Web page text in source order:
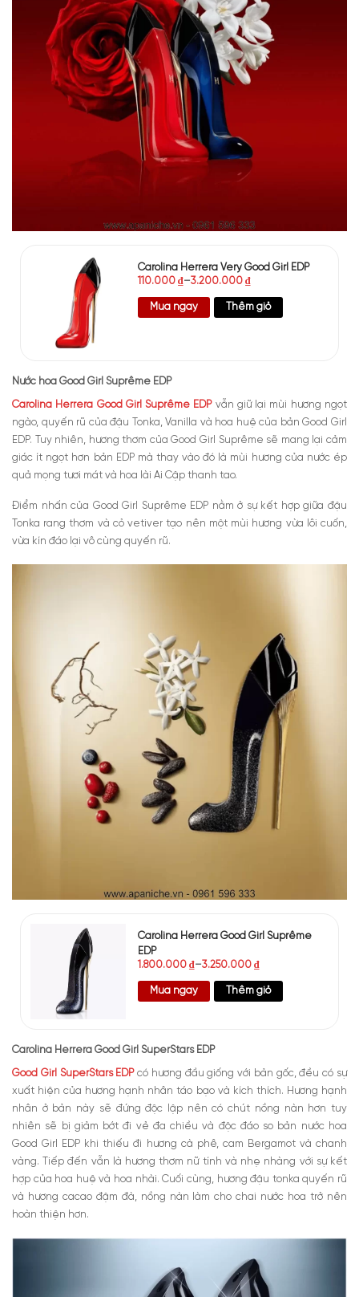
Carolina Herrera Very Good Girl EDP
110.000₫–3.200.000₫
Mua ngay Thêm giỏ
Nước hoa Good Girl Suprême EDP
Carolina Herrera Good Girl Suprême EDPvẫn giữ lại mùi hương ngọt
ngào, quyến rũ của đậu Tonka, Vanilla và hoa huệ của bản Good Girl
EDP. Tuy nhiên, hương thơm của Good Girl Suprême sẽ mang lại cảm
giác ít ngọt hơn bản EDP mà thay vào đó là mùi hương của nước ép
quả mọng tươi mát và hoa lài Ai Cập thanh tao.
Điểm nhấn của Good Girl Suprême EDP nằm ở sự kết hợp giữa đậu
Tonka rang thơm và cỏ vetiver tạo nên một mùi hương vừa lôi cuốn,
vừa kín đáo lại vô cùng quyến rũ.
Carolina Herrera Good Girl Suprême
EDP
1.800.000₫–3.250.000₫
Mua ngay Thêm giỏ
Carolina Herrera Good Girl SuperStars EDP
Good Girl SuperStars EDPcó hương đầu giống với bản gốc, đều có sự
xuất hiện của hương hạnh nhân táo bạo và kích thích. Hương hạnh
nhân ở bản này sẽ đứng độc lập nên có chút nồng nàn hơn tuy
nhiên sẽ bị giảm bớt đi vẻ đa chiều và độc đáo so bản
nước hoa
Good Girl EDP khi thiếu đi hương cà phê, cam Bergamot và chanh
vàng. Tiếp đến vẫn là hương thơm nữ tính và nhẹ nhàng với sự kết
hợp của hoa huệ và hoa nhài. Cuối cùng, hương đậu tonka quyến rũ
và hương cacao đậm đà, nồng nàn làm cho chai nước hoa trở nên
hoàn thiện hơn.